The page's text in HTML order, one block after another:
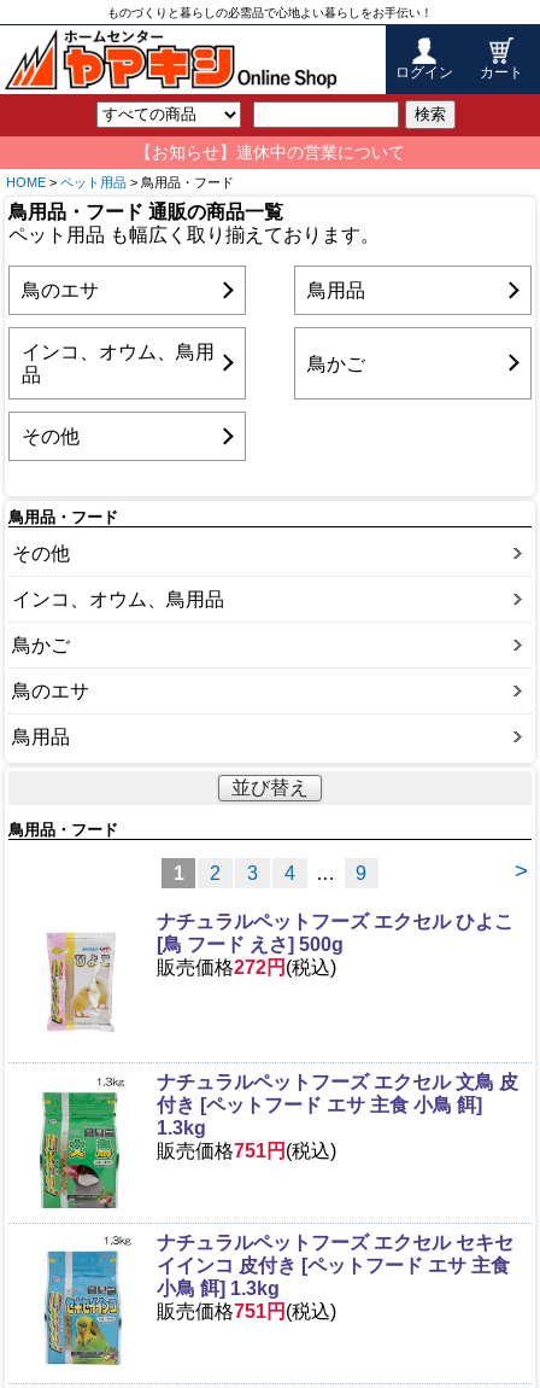
ものづくりと暮らしの必需品で心地よい暮らしをお手伝い！
ログイン カート
検索
【お知らせ】連休中の営業について
HOME > ペット用品 > 鳥用品・フード
鳥用品・フード 通販の商品一覧
ペット用品 も幅広く取り揃えております。
鳥のエサ 鳥用品
インコ、オウム、鳥用
品
鳥かご
その他
鳥用品・フード
その他
インコ、オウム、鳥用品
鳥かご
鳥のエサ
鳥用品
並び替え
鳥用品・フード
>
1 2 3 4 … 9
ナチュラルペットフーズ エクセル ひよこ
[鳥 フード えさ] 500g
販売価格272円 (税込)
ナチュラルペットフーズ エクセル 文鳥 皮
付き [ペットフード エサ 主食 小鳥 餌]
1.3kg
販売価格751円 (税込)
ナチュラルペットフーズ エクセル セキセ
イインコ 皮付き [ペットフード エサ 主食
小鳥 餌] 1.3kg
販売価格751円 (税込)